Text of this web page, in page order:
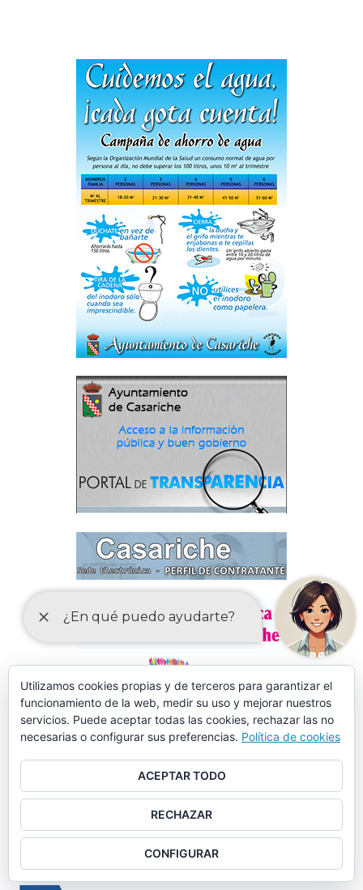
MÁS DE 150 CURSOS EN AULA MENTOR CASARICHE
Utilizamos cookies propias y de terceros para garantizar el
funcionamiento de la web, medir su uso y mejorar nuestros
servicios. Puede aceptar todas las cookies, rechazar las no
necesarias o configurar sus preferencias. Política de cookies
ACEPTAR TODO
RECHAZAR
CONFIGURAR